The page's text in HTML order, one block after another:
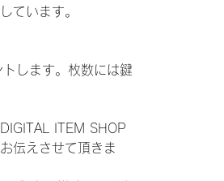
ています。
します。枚数には鍵
ITEM SHOP
伝えさせて頂きま